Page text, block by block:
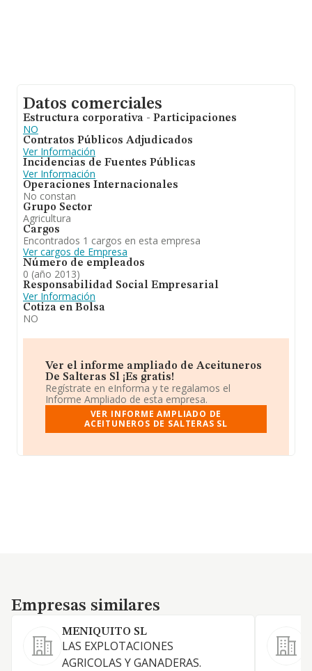
Datos comerciales
Estructura corporativa - Participaciones
NO
Contratos Públicos Adjudicados
Ver Información
Incidencias de Fuentes Públicas
Ver Información
Operaciones Internacionales
No constan
Grupo Sector
Agricultura
Cargos
Encontrados 1 cargos en esta empresa
Ver cargos de Empresa
Número de empleados
0 (año 2013)
Responsabilidad Social Empresarial
Ver Información
Cotiza en Bolsa
NO
Ver el informe ampliado de Aceituneros
De Salteras Sl ¡Es gratis!
Regístrate en eInforma y te regalamos el
Informe Ampliado de esta empresa.
VER INFORME AMPLIADO DE
ACEITUNEROS DE SALTERAS SL
Empresas similares
Empresas similares
MENIQUITO SL
LAS EXPLOTACIONES
AGRICOLAS Y GANADERAS.